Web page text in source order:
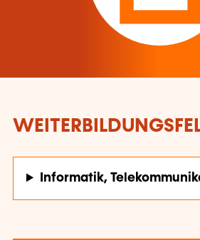
Informatik,